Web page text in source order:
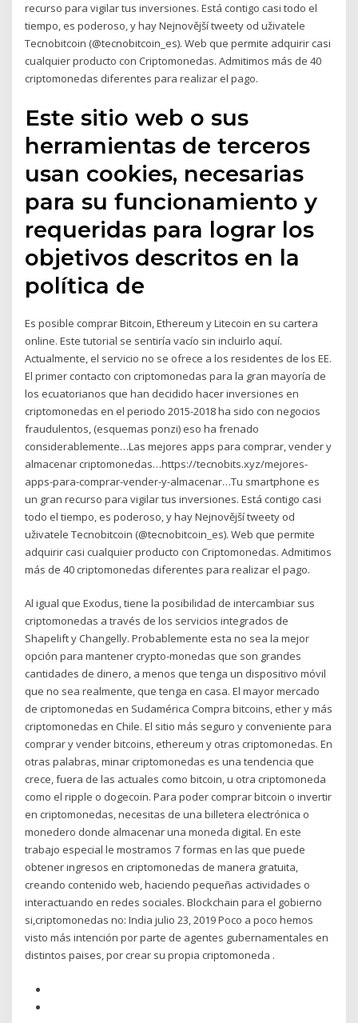
recurso para vigilar tus inversiones. Está contigo casi todo el
tiempo, es poderoso, y hay Nejnovější tweety od uživatele
Tecnobitcoin (@tecnobitcoin_es). Web que permite adquirir casi
cualquier producto con Criptomonedas. Admitimos más de 40
criptomonedas diferentes para realizar el pago.
Este sitio web o sus
herramientas de terceros
usan cookies, necesarias
para su funcionamiento y
requeridas para lograr los
objetivos descritos en la
política de
Es posible comprar Bitcoin, Ethereum y Litecoin en su cartera
online. Este tutorial se sentiría vacío sin incluirlo aquí.
Actualmente, el servicio no se ofrece a los residentes de los EE.
El primer contacto con criptomonedas para la gran mayoría de
los ecuatorianos que han decidido hacer inversiones en
criptomonedas en el periodo 2015-2018 ha sido con negocios
fraudulentos, (esquemas ponzi) eso ha frenado
considerablemente…Las mejores apps para comprar, vender y
almacenar criptomonedas…https://tecnobits.xyz/mejores-
apps-para-comprar-vender-y-almacenar…Tu smartphone es
un gran recurso para vigilar tus inversiones. Está contigo casi
todo el tiempo, es poderoso, y hay Nejnovější tweety od
uživatele Tecnobitcoin (@tecnobitcoin_es). Web que permite
adquirir casi cualquier producto con Criptomonedas. Admitimos
más de 40 criptomonedas diferentes para realizar el pago.
Al igual que Exodus, tiene la posibilidad de intercambiar sus
criptomonedas a través de los servicios integrados de
Shapelift y Changelly. Probablemente esta no sea la mejor
opción para mantener crypto-monedas que son grandes
cantidades de dinero, a menos que tenga un dispositivo móvil
que no sea realmente, que tenga en casa. El mayor mercado
de criptomonedas en Sudamérica Compra bitcoins, ether y más
criptomonedas en Chile. El sitio más seguro y conveniente para
comprar y vender bitcoins, ethereum y otras criptomonedas. En
otras palabras, minar criptomonedas es una tendencia que
crece, fuera de las actuales como bitcoin, u otra criptomoneda
como el ripple o dogecoin. Para poder comprar bitcoin o invertir
en criptomonedas, necesitas de una billetera electrónica o
monedero donde almacenar una moneda digital. En este
trabajo especial le mostramos 7 formas en las que puede
obtener ingresos en criptomonedas de manera gratuita,
creando contenido web, haciendo pequeñas actividades o
interactuando en redes sociales. Blockchain para el gobierno
si,criptomonedas no: India julio 23, 2019 Poco a poco hemos
visto más intención por parte de agentes gubernamentales en
distintos paises, por crear su propia criptomoneda .